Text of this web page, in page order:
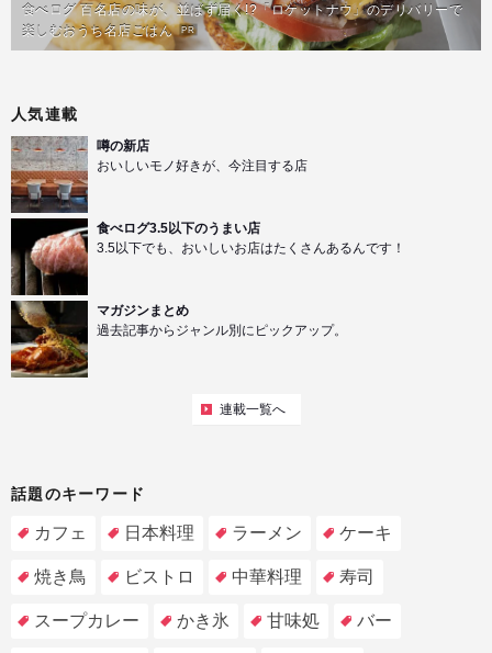
食べログ 百名店の味が、並ばず届く!?「ロケットナウ」のデリバリーで
楽しむおうち名店ごはん PR
人気連載
噂の新店
おいしいモノ好きが、今注目する店
食べログ3.5以下のうまい店
3.5以下でも、おいしいお店はたくさんあるんです！
マガジンまとめ
過去記事からジャンル別にピックアップ。
連載一覧へ
話題のキーワード
カフェ 日本料理 ラーメン ケーキ
焼き鳥 ビストロ 中華料理 寿司
スープカレー かき氷 甘味処 バー